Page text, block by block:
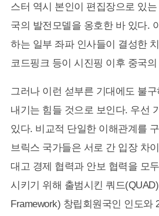
스터 역시 본인이 편집장으로 있
국의 발전모델을 옹호한 바 있다.
하는 일부 좌파 인사들이 결성한
코드핑크 등이 시진핑 이후 중국
그러나 이런 섣부른 기대에도 불
내기는 힘들 것으로 보인다. 우선
있다. 비교적 단일한 이해관계를
브릭스 국가들은 서로 간 입장 차
대고 경제 협력과 안보 협력을 모
시키기 위해 출범시킨 쿼드
Framework) 창립회원국인 인도와